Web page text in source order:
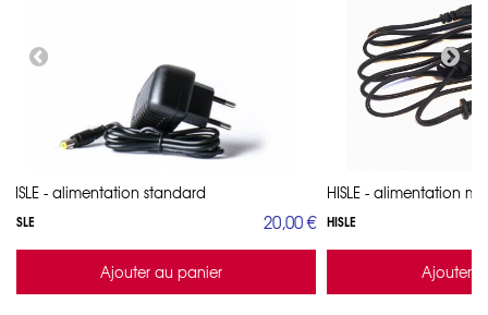
HISLE - alimentation standard
HISLE 20,00 €
Ajouter au panier
HISLE - alimentation
HISLE
Ajouter